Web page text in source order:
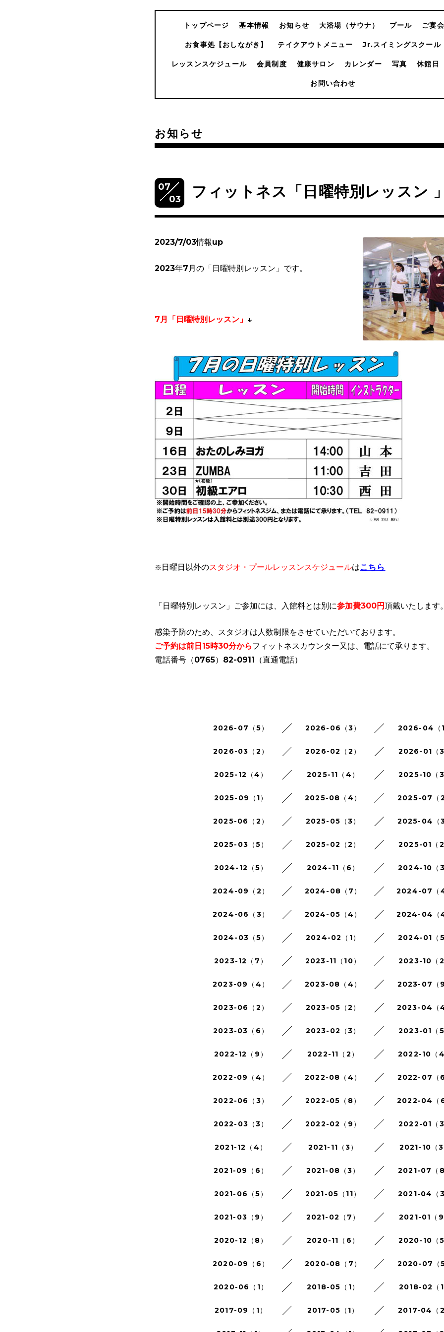
トップページ 基本情報 お知らせ 大浴場（サウナ） プール ご宴
お食事処【おしながき】 テイクアウトメニュー Jr.スイミングスクール
レッスンスケジュール 会員制度 健康サロン カレンダー 写真 休館日
お問い合わせ
お知らせ
07
03
フィットネス「日曜特別レッスン 」
2023/7/03情報up
2023年7月の「日曜特別レッスン」です。
7月 「日曜特別レッスン」 ↓
※ 日曜日以外のスタジオ・プールレッスンスケジュールはこちら
「日曜特別レッスン」ご参加には、入館料とは別に参加費300円頂戴いたします。
感染予防のため、スタジオは人数制限をさせていただいております。
ご予約は前日15時30分からフィットネスカウンター又は、電話にて承ります。
電話番号（0765）82-0911（直通電話）
2026-07（5） 2026-06（3） 2026-04（1
2026-03（2） 2026-02（2） 2026-01（3
2025-12（4） 2025-11（4） 2025-10（3
2025-09（1） 2025-08（4） 2025-07（2
2025-06（2） 2025-05（3） 2025-04（3
2025-03（5） 2025-02（2） 2025-01（2
2024-12（5） 2024-11（6） 2024-10（3
2024-09（2） 2024-08（7） 2024-07（4
2024-06（3） 2024-05（4） 2024-04（4
2024-03（5） 2024-02（1） 2024-01（5
2023-12（7） 2023-11（10） 2023-10（2
2023-09（4） 2023-08（4） 2023-07（9
2023-06（2） 2023-05（2） 2023-04（4
2023-03（6） 2023-02（3） 2023-01（5
2022-12（9） 2022-11（2） 2022-10（4
2022-09（4） 2022-08（4） 2022-07（6
2022-06（3） 2022-05（8） 2022-04（6
2022-03（3） 2022-02（9） 2022-01（3
2021-12（4） 2021-11（3） 2021-10（3
2021-09（6） 2021-08（3） 2021-07（8
2021-06（5） 2021-05（11） 2021-04（3
2021-03（9） 2021-02（7） 2021-01（9
2020-12（8） 2020-11（6） 2020-10（5
2020-09（6） 2020-08（7） 2020-07（5
2020-06（1） 2018-05（1） 2018-02（1
2017-09（1） 2017-05（1） 2017-04（2